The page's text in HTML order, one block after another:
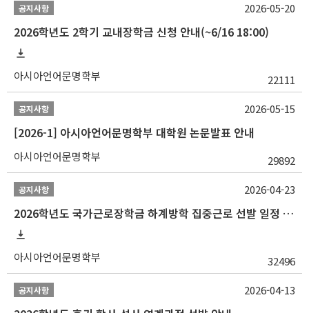
공지사항
2026학년도 2학기 교내장학금 신청 안내(~6/16 18:00)
아시아언어문명학부 22111
2026-05-20
공지사항
[2026-1] 아시아언어문명학부 대학원 논문발표 안내
아시아언어문명학부 29892
2026-05-15
공지사항
2026학년도 국가근로장학금 하계방학 집중근로 선발 일정 안내
아시아언어문명학부 32496
2026-04-23
공지사항 2026-04-13